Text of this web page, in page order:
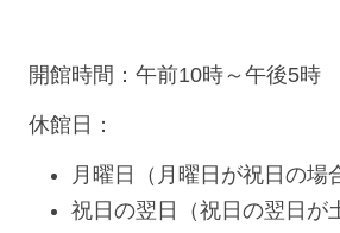
開館時間：午前10時～午後5時
休館日：
月曜日（月曜日が祝日の場
祝日の翌日（祝日の翌日が